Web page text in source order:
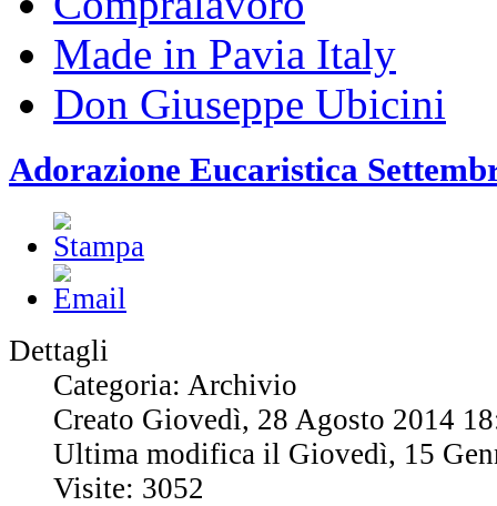
Made in Pavia Italy
Don Giuseppe Ubicini
Adorazione Eucaristica
Dettagli
Categoria: Archivio
Creato Giovedì, 28 Agosto 2014
Ultima modifica il Giovedì, 15
Visite: 3052